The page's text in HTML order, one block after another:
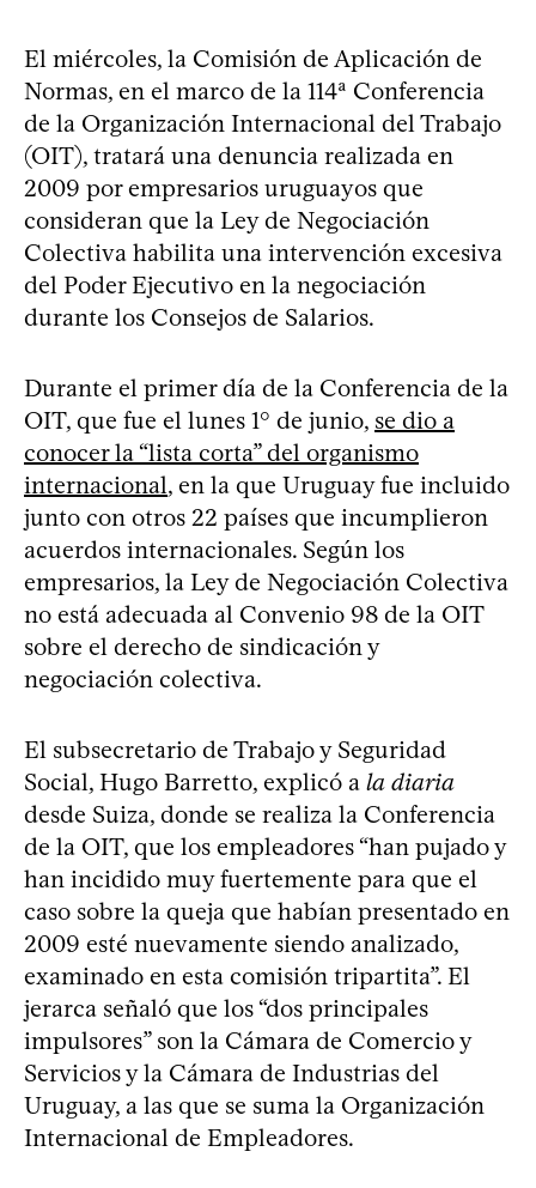
El miércoles, la Comisión de Aplicación de
Normas, en el marco de la 114ª Conferencia
de la Organización Internacional del Trabajo
(OIT), tratará una denuncia realizada en
2009 por empresarios uruguayos que
consideran que la Ley de Negociación
Colectiva habilita una intervención excesiva
del Poder Ejecutivo en la negociación
durante los Consejos de Salarios.
Durante el primer día de la Conferencia de la
OIT, que fue el lunes 1° de junio, se dio a
conocer la “lista corta” del organismo
internacional, en la que Uruguay fue incluido
junto con otros 22 países que incumplieron
acuerdos internacionales. Según los
empresarios, la Ley de Negociación Colectiva
no está adecuada al Convenio 98 de la OIT
sobre el derecho de sindicación y
negociación colectiva.
El subsecretario de Trabajo y Seguridad
Social, Hugo Barretto, explicó a la diaria
desde Suiza, donde se realiza la Conferencia
de la OIT, que los empleadores “han pujado y
han incidido muy fuertemente para que el
caso sobre la queja que habían presentado en
2009 esté nuevamente siendo analizado,
examinado en esta comisión tripartita”. El
jerarca señaló que los “dos principales
impulsores” son la Cámara de Comercio y
Servicios y la Cámara de Industrias del
Uruguay, a las que se suma la Organización
Internacional de Empleadores.